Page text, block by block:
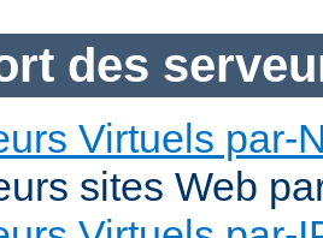
des
Virtuels par-
sites Web